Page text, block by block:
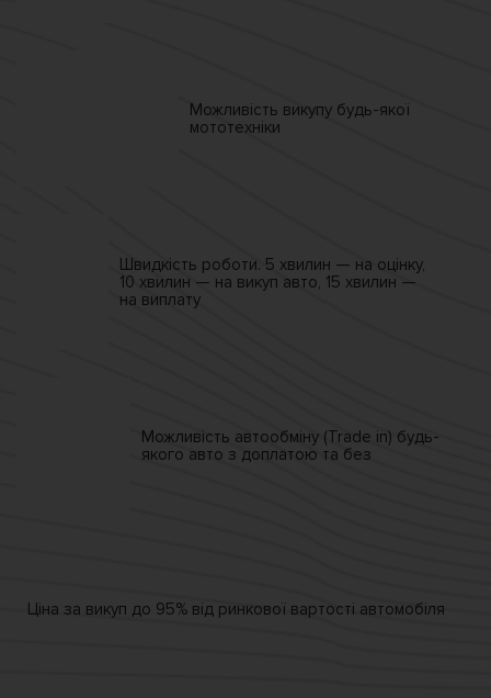
Можливість викупу будь-якої
мототехніки
Швидкість роботи. 5 хвилин — на оцінку,
10 хвилин — на викуп авто, 15 хвилин —
на виплату
Можливість автообміну (Trade in) будь-
якого авто з доплатою та без
Ціна за викуп до 95% від ринкової вартості автомобіля